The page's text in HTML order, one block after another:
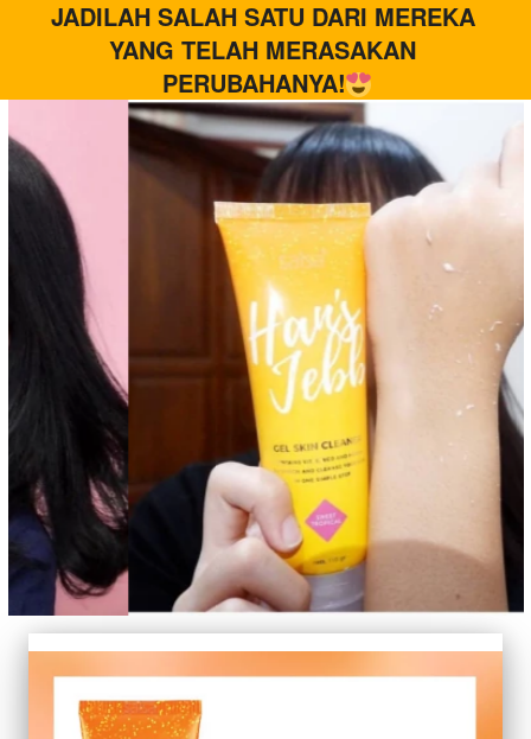
JADILAH SALAH SATU DARI MEREKA
YANG TELAH MERASAKAN
PERUBAHANYA!